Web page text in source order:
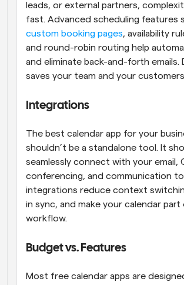
leads, or external partners,
custom booking pages, availability
and round-robin routing help
and eliminate back-and-forth emails.
saves your team and your
Integrations
The best calendar app for your
shouldn’t be a standalone tool. It
seamlessly connect with your email,
conferencing, and communication
integrations reduce context
in sync, and make your calendar part
workflow.
Budget vs. Features
Most free calendar apps are